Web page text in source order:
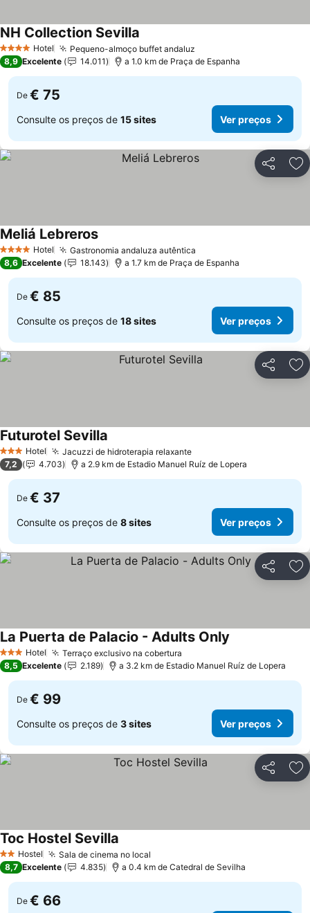
4 EstrelasHotel Pequeno-almoço buffet andaluz
NH Collection Sevilla
8,9 Excelente 14.011 a 1.0 km de Praça de Espanha
De € 75
Consulte os preços de 15 sites Ver preços
Partilhar
4 EstrelasHotel Gastronomia andaluza autêntica
Meliá Lebreros
8,6 Excelente 18.143 a 1.7 km de Praça de Espanha
De € 85
Consulte os preços de 18 sites Ver preços
Partilhar
3 EstrelasHotel Jacuzzi de hidroterapia relaxante
Futurotel Sevilla
7,2 4.703 a 2.9 km de Estadio Manuel Ruíz de Lopera
De € 37
Consulte os preços de 8 sites Ver preços
Partilhar
3 EstrelasHotel Terraço exclusivo na cobertura
La Puerta de Palacio - Adults Only
8,5 Excelente 2.189 a 3.2 km de Estadio Manuel Ruíz de Lopera
De € 99
Consulte os preços de 3 sites Ver preços
Partilhar
2 Estrelas
Hostel Sala de cinema no local
Toc Hostel Sevilla
8,7 Excelente 4.835 a 0.4 km de Catedral de Sevilha
De € 66